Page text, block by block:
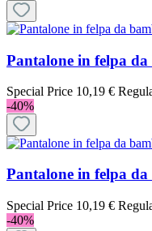
Pantalone in felpa
Special Price 10,19 €
-40%
Pantalone in felpa
Special Price 10,19 €
-40%